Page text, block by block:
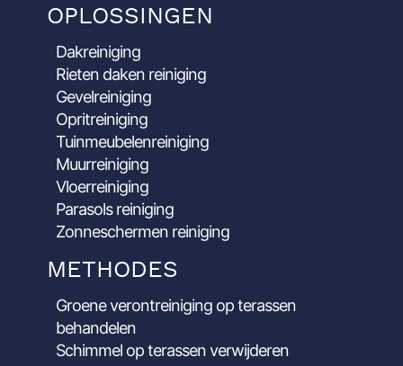
OPLOSSINGEN
Dakreiniging
Rieten daken reiniging
Gevelreiniging
Opritreiniging
Tuinmeubelenreiniging
Muurreiniging
Vloerreiniging
Parasols reiniging
Zonneschermen reiniging
METHODES
Groene verontreiniging op terassen
behandelen
Schimmel op terassen verwijderen